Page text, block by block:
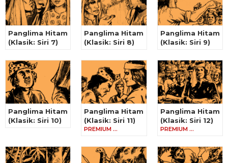
Panglima Hitam
(Klasik: Siri 7)
Panglima Hitam
(Klasik: Siri 8)
Panglima Hitam
(Klasik: Siri 9)
Panglima Hitam
(Klasik: Siri 10)
Panglima Hitam
(Klasik: Siri 11)
PREMIUM …
Panglima Hitam
(Klasik: Siri 12)
PREMIUM …